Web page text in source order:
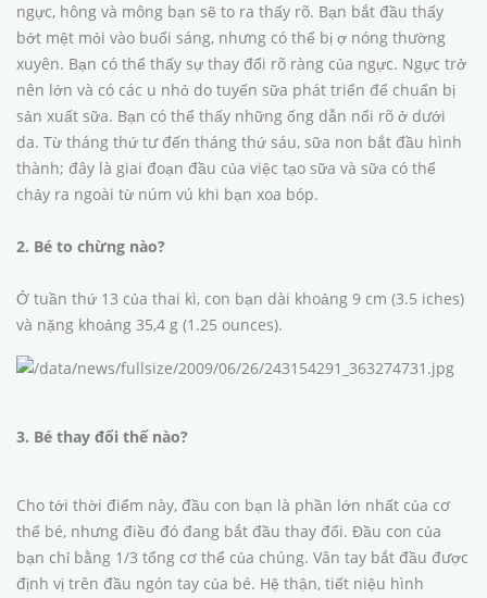
ngực, hông và mông bạn sẽ to ra thấy rõ. Bạn bắt đầu thấy
bớt mệt mỏi vào buổi sáng, nhưng có thể bị ợ nóng thường
xuyên. Bạn có thể thấy sự thay đổi rõ ràng của ngực. Ngực trở
nên lớn và có các u nhỏ do tuyến sữa phát triển để chuẩn bị
sản xuất sữa. Bạn có thể thấy những ống dẫn nổi rõ ở dưới
da. Từ tháng thứ tư đến tháng thứ sáu, sữa non bắt đầu hình
thành; đây là giai đoạn đầu của việc tạo sữa và sữa có thể
chảy ra ngoài từ núm vú khi bạn xoa bóp.
2. Bé to chừng nào?
Ở tuần thứ 13 của thai kì, con bạn dài khoảng 9 cm (3.5 iches)
và nặng khoảng 35,4 g (1.25 ounces).
3. Bé thay đổi thế nào?
Cho tới thời điểm này, đầu con bạn là phần lớn nhất của cơ
thể bé, nhưng điều đó đang bắt đầu thay đổi. Đầu con của
bạn chỉ bằng 1/3 tổng cơ thể của chúng. Vân tay bắt đầu được
định vị trên đầu ngón tay của bé. Hệ thận, tiết niệu hình